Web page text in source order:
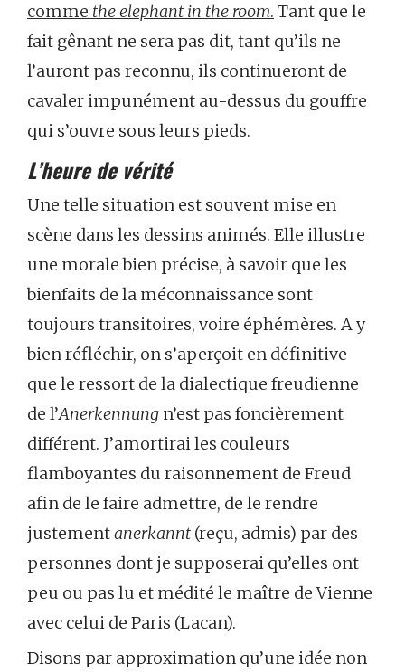
comme the elephant in the room. Tant que le
fait gênant ne sera pas dit, tant qu’ils ne
l’auront pas reconnu, ils continueront de
cavaler impunément au-dessus du gouffre
qui s’ouvre sous leurs pieds.
L’heure de vérité
Une telle situation est souvent mise en
scène dans les dessins animés. Elle illustre
une morale bien précise, à savoir que les
bienfaits de la méconnaissance sont
toujours transitoires, voire éphémères. A y
bien réfléchir, on s’aperçoit en définitive
que le ressort de la dialectique freudienne
de l’Anerkennung n’est pas foncièrement
différent. J’amortirai les couleurs
flamboyantes du raisonnement de Freud
afin de le faire admettre, de le rendre
justementanerkannt (reçu, admis) par des
personnes dont je supposerai qu’elles ont
peu ou pas lu et médité le maître de Vienne
avec celui de Paris (Lacan).
Disons par approximation qu’une idée non